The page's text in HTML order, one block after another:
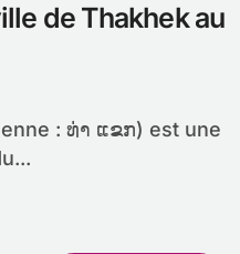
de Thakhek au